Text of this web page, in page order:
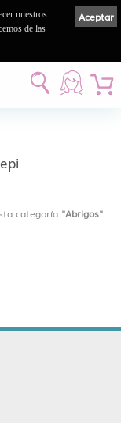
categoría "Abrigos".
Aceptar
nuestros
de las